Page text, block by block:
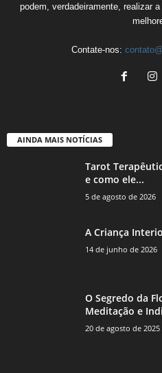
podem, verdadeiramente, realizar
Contate-nos:
AINDA MAIS NOTÍCIAS
Tarot
e como ele...
5 de agosto de 2026
A Criança
14 de junho de 2026
O Segredo da
Meditação e
20 de agosto de 2025